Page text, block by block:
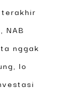
, NAB
nggak
lo